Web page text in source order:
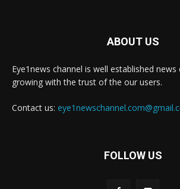
ABOUT US
Eye1news channel is well established news
growing with the trust of the our users.
Contact us:
FOLLOW US